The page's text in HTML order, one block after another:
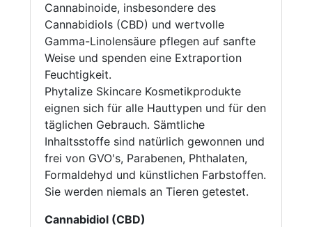
Cannabinoide, insbesondere des
Cannabidiols (CBD) und wertvolle
Gamma-Linolensäure pflegen auf sanfte
Weise und spenden eine Extraportion
Feuchtigkeit.
Phytalize Skincare Kosmetikprodukte
eignen sich für alle Hauttypen und für den
täglichen Gebrauch. Sämtliche
Inhaltsstoffe sind natürlich gewonnen und
frei von GVO's, Parabenen, Phthalaten,
Formaldehyd und künstlichen Farbstoffen.
Sie werden niemals an Tieren getestet.
Cannabidiol (CBD)